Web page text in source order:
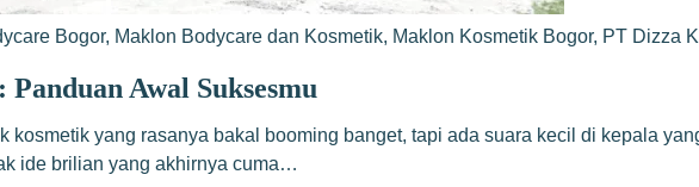
Bogor, Maklon Bodycare dan Kosmetik, Maklon Kosmetik Bogor, PT Dizza
Awal Suksesmu
kosmetik yang rasanya bakal booming banget, tapi ada suara kecil di kepala
ide brilian yang akhirnya cuma…